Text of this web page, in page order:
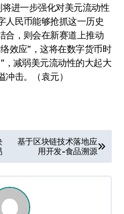
进一步强化对美元流动性
人民币能够抢抓这一历史
合，则会在新赛道上推动
效应”，这将在数字货币时
减弱美元流动性的大起大
击。（袁元）
基于区块链技术落地应
用开发-食品溯源